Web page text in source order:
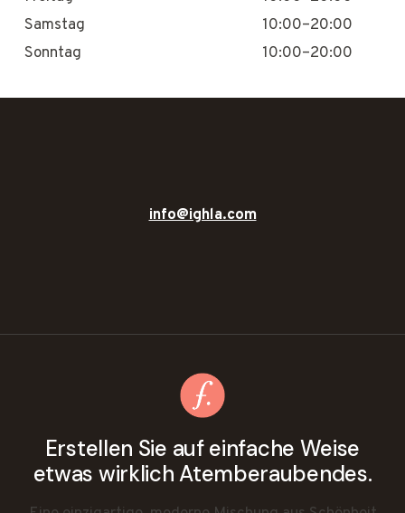
Samstag
10:00–20:00
Sonntag
10:00–20:00
info@ighla.com
Erstellen Sie auf einfache Weise
etwas wirklich Atemberaubendes.